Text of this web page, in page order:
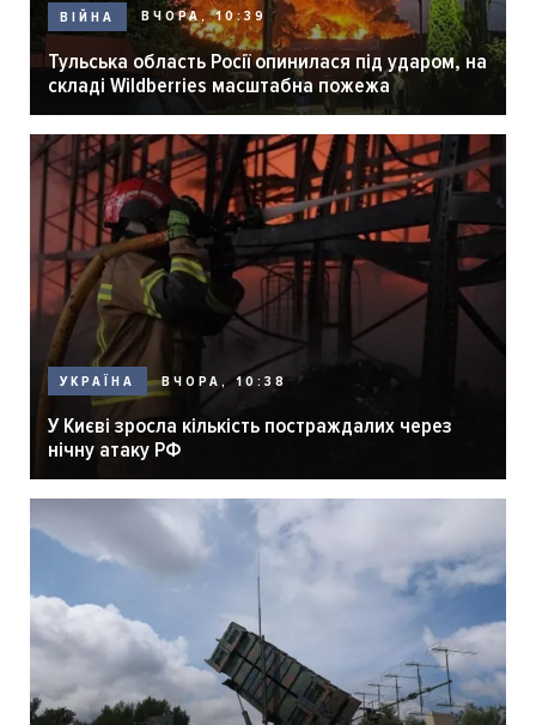
ВІЙНА ВЧОРА, 10:39
Тульська область Росії опинилася під ударом, на
складі Wildberries масштабна пожежа
УКРАЇНА ВЧОРА, 10:38
У Києві зросла кількість постраждалих через
нічну атаку РФ